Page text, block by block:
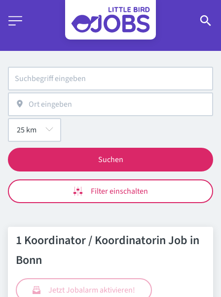
Suchen
Filter einschalten
1 Koordinator / Koordinatorin Job in
Bonn
Jetzt Jobalarm aktivieren!